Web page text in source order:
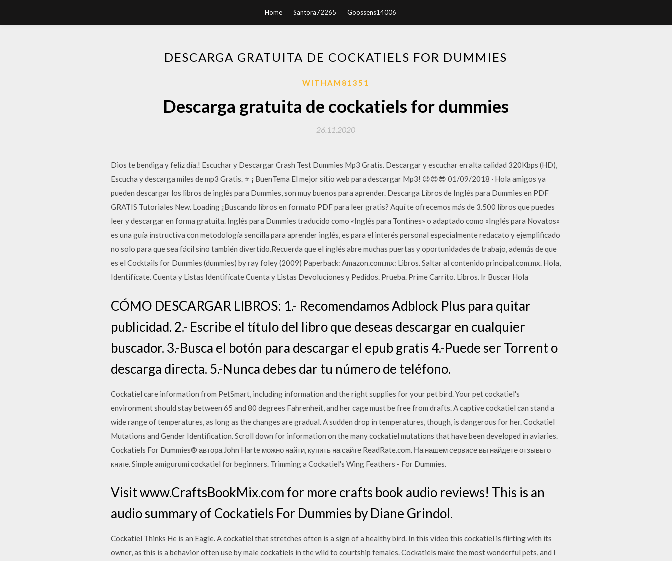
Home Santora72265 Goossens14006
DESCARGA GRATUITA DE COCKATIELS FOR DUMMIES
WITHAM81351
Descarga gratuita de cockatiels for dummies
26.11.2020
Dios te bendiga y feliz día.! Escuchar y Descargar Crash Test Dummies Mp3 Gratis. Descargar y escuchar en alta calidad 320Kbps (HD),
Escucha y descarga miles de mp3 Gratis. ⭐ ¡ BuenTema El mejor sitio web para descargar Mp3! 😉😍😎 01/09/2018 · Hola amigos ya
pueden descargar los libros de inglés para Dummies, son muy buenos para aprender. Descarga Libros de Inglés para Dummies en PDF
GRATIS Tutoriales New. Loading ¿Buscando libros en formato PDF para leer gratis? Aquí te ofrecemos más de 3.500 libros que puedes
leer y descargar en forma gratuita. Inglés para Dummies traducido como «Inglés para Tontines» o adaptado como «Inglés para Novatos»
es una guía instructiva con metodología sencilla para aprender inglés, es para el interés personal especialmente redacato y ejemplificado
no solo para que sea fácil sino también divertido.Recuerda que el inglés abre muchas puertas y oportunidades de trabajo, además de que
es el Cocktails for Dummies (dummies) by ray foley (2009) Paperback: Amazon.com.mx: Libros. Saltar al contenido principal.com.mx. Hola,
Identifícate. Cuenta y Listas Identifícate Cuenta y Listas Devoluciones y Pedidos. Prueba. Prime Carrito. Libros. Ir Buscar Hola
CÓMO DESCARGAR LIBROS: 1.- Recomendamos Adblock Plus para quitar
publicidad. 2.- Escribe el título del libro que deseas descargar en cualquier
buscador. 3.-Busca el botón para descargar el epub gratis 4.-Puede ser Torrent o
descarga directa. 5.-Nunca debes dar tu número de teléfono.
Cockatiel care information from PetSmart, including information and the right supplies for your pet bird. Your pet cockatiel's
environment should stay between 65 and 80 degrees Fahrenheit, and her cage must be free from drafts. A captive cockatiel can stand a
wide range of temperatures, as long as the changes are gradual. A sudden drop in temperatures, though, is dangerous for her. Cockatiel
Mutations and Gender Identification. Scroll down for information on the many cockatiel mutations that have been developed in aviaries.
Cockatiels For Dummies® автора John Harte можно найти, купить на сайте ReadRate.com. На нашем сервисе вы найдете отзывы о
книге. Simple amigurumi cockatiel for beginners. Trimming a Cockatiel's Wing Feathers - For Dummies.
Visit www.CraftsBookMix.com for more crafts book audio reviews! This is an
audio summary of Cockatiels For Dummies by Diane Grindol.
Cockatiel Thinks He is an Eagle. A cockatiel that stretches often is a sign of a healthy bird. In this video this cockatiel is flirting with its
owner, as this is a behavior often use by male cockatiels in the wild to courtship females. Cockatiels make the most wonderful pets, and I